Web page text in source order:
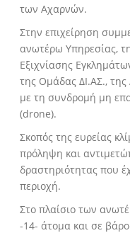
των Αχαρνών.
Στην επιχείρηση
ανωτέρω Υπηρεσίας,
Εξιχνίασης
της Ομάδας ΔΙ.ΑΣ., της
με τη συνδρομή μη
(drone).
Σκοπός της ευρείας
πρόληψη και
δραστηριότητας που
περιοχή.
Στο πλαίσιο των
-14- άτομα και σε